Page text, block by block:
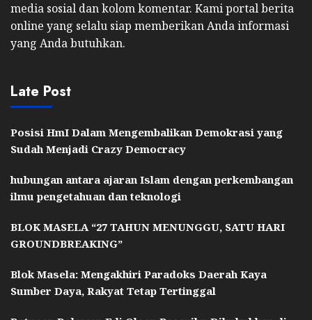
media sosial dan kolom komentar. Kami portal berita
online yang selalu siap memberikan Anda informasi
yang Anda butuhkan.
Late Post
Posisi HmI Dalam Mengembalikan Demokrasi yang
Sudah Menjadi Crazy Democracy
hubungan antara ajaran Islam dengan perkembangan
ilmu pengetahuan dan teknologi
BLOK MASELA “27 TAHUN MENUNGGU, SATU HARI
GROUNDBREAKING”
Blok Masela: Mengakhiri Paradoks Daerah Kaya
Sumber Daya, Rakyat Tetap Tertinggal